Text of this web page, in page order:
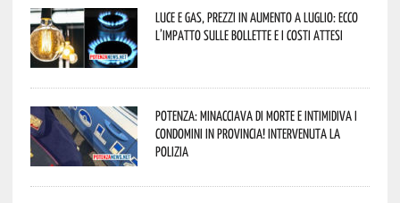
Luce e gas, prezzi in aumento a luglio: ecco
l’impatto sulle bollette e i costi attesi
Potenza: minacciava di morte e intimidiva i
condomini in provincia! Intervenuta la
Polizia